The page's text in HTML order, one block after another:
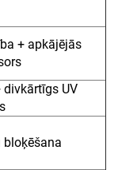
+ apkājējās
UV
bloķēšana